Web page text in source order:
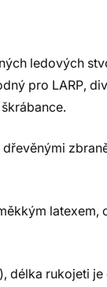
ledových
pro LARP,
latexem,
délka rukojeti